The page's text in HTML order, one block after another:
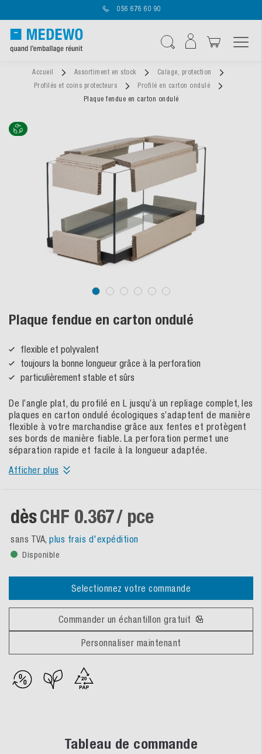
056 676 60 90
Accueil Assortiment en stock
Calage, protection
Profilés et coins protecteurs
Profilé en carton ondulé
Plaque fendue en carton ondulé
Plaque fendue en carton ondulé
flexible et polyvalent
toujours la bonne longueur grâce à la perforation
particulièrement stable et sûrs
De l’angle plat, du profilé en L jusqu’à un repliage complet, les
plaques en carton ondulé écologiques s’adaptent de manière
flexible à votre marchandise grâce aux fentes et protègent
ses bords de manière fiable. La perforation permet une
séparation rapide et facile à la longueur adaptée.
Afficher plus
dèsCHF 0.367/ pce
sans TVA, plus frais d'expédition
Disponible
Selectionnez votre commande
Commander un échantillon gratuit
Personnaliser maintenant
Tableau de commande